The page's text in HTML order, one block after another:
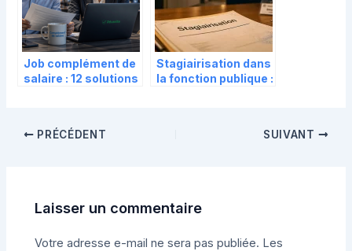
Job complément de
salaire : 12 solutions
mois
Stagiairisation dans
la fonction publique :
PRÉCÉDENT SUIVANT
Laisser un commentaire
Votre adresse e-mail ne sera pas publiée. Les